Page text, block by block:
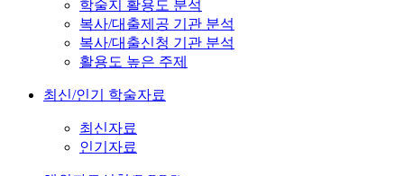
학술지 활용도 분석
복사/대출제공 기관 분석
복사/대출신청 기관 분석
활용도 높은 주제
최신/인기 학술자료
최신자료
인기자료